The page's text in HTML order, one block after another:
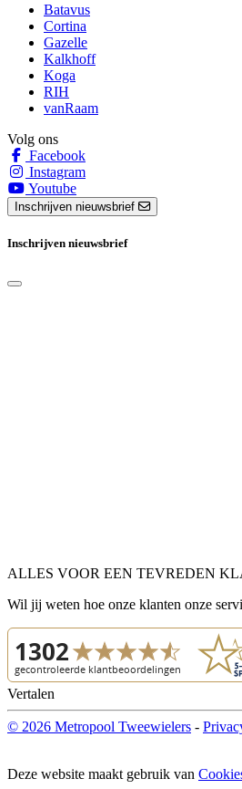
Batavus
Cortina
Gazelle
Kalkhoff
Koga
RIH
vanRaam
Volg ons
Facebook
Instagram
Youtube
Inschrijven nieuwsbrief
Inschrijven nieuwsbrief
ALLES VOOR EEN TEVREDEN
Wil jij weten hoe onze klanten onze
Vertalen
© 2026 Metropool Tweewielers -
Deze website maakt gebruik van